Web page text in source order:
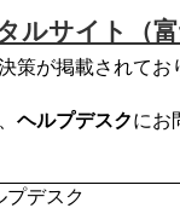
ルサイト（
策が掲載されてお
ヘルプデスクにお
プデスク